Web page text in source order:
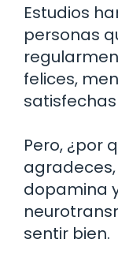
Estudios
personas
felices,
Pero, ¿por
dopamina
sentir bien.